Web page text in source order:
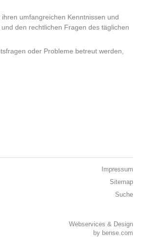
umfangreichen Kenntnissen und
den rechtlichen Fragen des täglichen
oder Probleme betreut werden,
Impressum
Sitemap
Suche
Webservices & Design
by bense.com